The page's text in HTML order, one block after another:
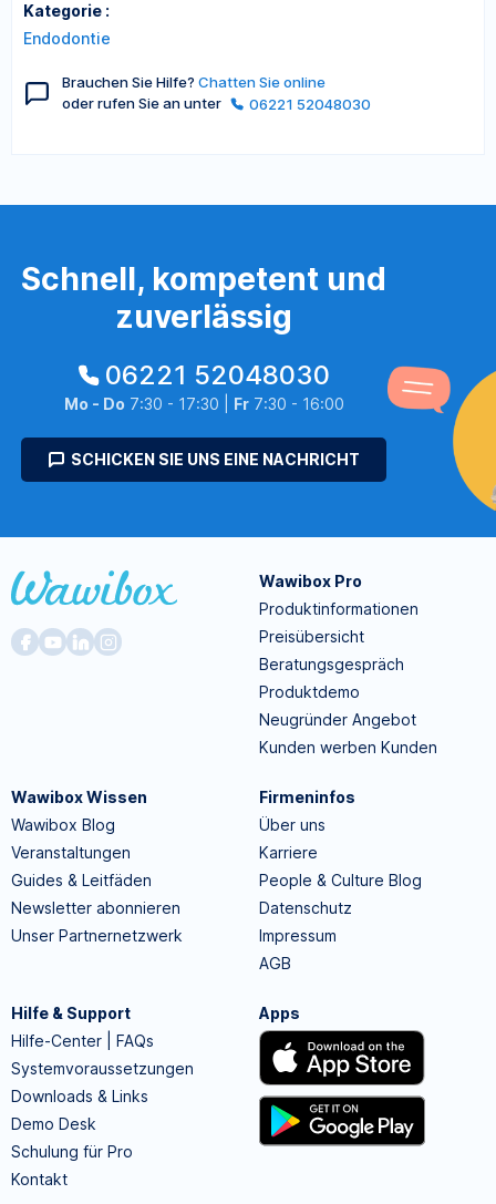
Kategorie :
Endodontie
Brauchen Sie Hilfe? Chatten Sie online
oder rufen Sie an unter
06221 52048030
Schnell, kompetent und
zuverlässig
06221 52048030
Mo - Do 7:30 - 17:30 | Fr7:30 - 16:00
SCHICKEN SIE UNS EINE NACHRICHT
Wawibox Pro
Produktinformationen
Preisübersicht
Beratungsgespräch
Produktdemo
Neugründer Angebot
Kunden werben Kunden
Wawibox Wissen
Wawibox Blog
Veranstaltungen
Guides & Leitfäden
Newsletter abonnieren
Unser Partnernetzwerk
Firmeninfos
Über uns
Karriere
People & Culture Blog
Datenschutz
Impressum
AGB
Hilfe & Support
Hilfe-Center | FAQs
Systemvoraussetzungen
Downloads & Links
Demo Desk
Schulung für Pro
Kontakt
Apps